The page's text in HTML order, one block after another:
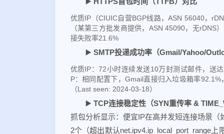
优质IP（CIUIC自营BGP线路，ASN 56040，
（某第三方批发商提供，ASN 45090，无
接失败率21.6%
▶️ SMTP投递成功率（Gmail/Yahoo/
优质IP：72小时连续发送10万封测试邮件，送
P：相同配置下，Gmail直接归入垃圾箱率
（Last seen: 2024-03-18）
▶️ TCP连接稳定性（SYN重传率 &
抓包分析显示：便宜IP在高并发短连接场景
2个（超出默认net.ipv4.ip_local_port_range